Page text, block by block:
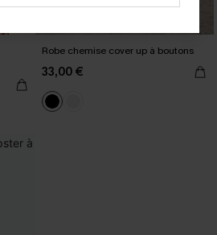
Robe chemise cover up à boutons
33,00 €